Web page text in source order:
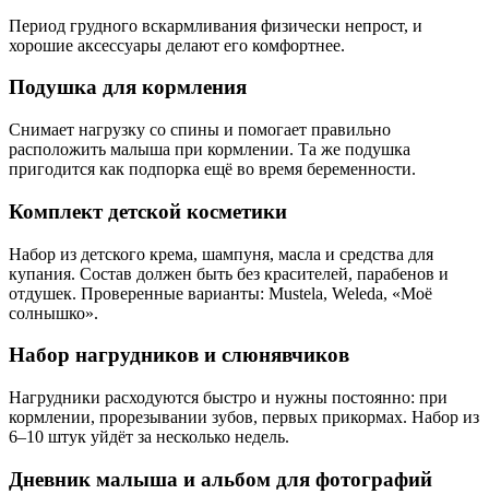
Период грудного вскармливания физически непрост, и
хорошие аксессуары делают его комфортнее.
Подушка для кормления
Снимает нагрузку со спины и помогает правильно
расположить малыша при кормлении. Та же подушка
пригодится как подпорка ещё во время беременности.
Комплект детской косметики
Набор из детского крема, шампуня, масла и средства для
купания. Состав должен быть без красителей, парабенов и
отдушек. Проверенные варианты: Mustela, Weleda, «Моё
солнышко».
Набор нагрудников и слюнявчиков
Нагрудники расходуются быстро и нужны постоянно: при
кормлении, прорезывании зубов, первых прикормах. Набор из
6–10 штук уйдёт за несколько недель.
Дневник малыша и альбом для фотографий